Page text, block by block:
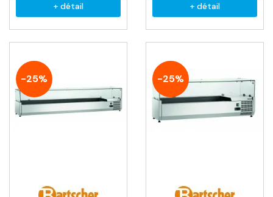
+ détail + détail
-25% -25%